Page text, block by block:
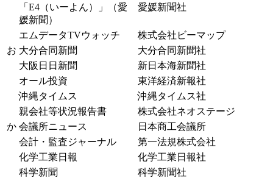
「E4（いーよん）」（愛
媛新聞）
愛媛新聞社
エムデータTVウォッチ
株式会社ビーマップ
お 大分合同新聞
大分合同新聞社
大阪日日新聞
新日本海新聞社
オール投資
東洋経済新報社
沖縄タイムス
沖縄タイムス社
親会社等状況報告書
株式会社ネオステージ
か 会議所ニュース
日本商工会議所
会計・監査ジャーナル
第一法規株式会社
化学工業日報
化学工業日報社
科学新聞
科学新聞社